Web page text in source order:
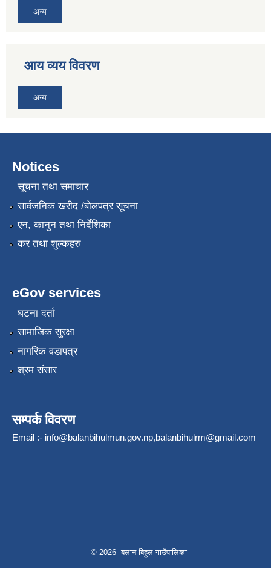
अन्य
आय व्यय विवरण
अन्य
Notices
सूचना तथा समाचार
सार्वजनिक खरीद /बोलपत्र सूचना
एन, कानुन तथा निर्देशिका
कर तथा शुल्कहरु
eGov services
घटना दर्ता
सामाजिक सुरक्षा
नागरिक वडापत्र
श्रम संसार
सम्पर्क विवरण
Email :- info@balanbihulmun.gov.np,balanbihulrm@gmail.com
© 2026 बलान-बिहुल गाउँपालिका